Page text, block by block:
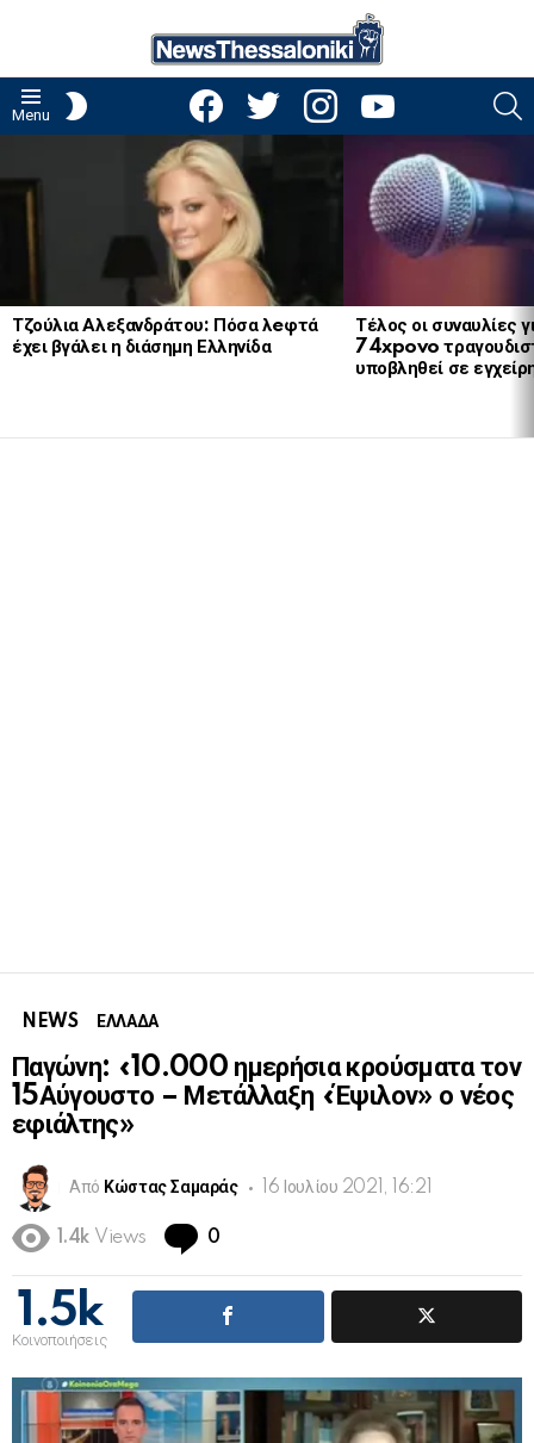
Menu
facebooktwitter instagramyoutube
Τζούλια Αλεξανδράτου: Πόσα λeφτά
έχει βγάλει η διάσημη Ελληνίδα
Τέλος οι συναυλίες
74xpovo
υποβληθεί σε
NEWS ΕΛΛΑΔΑ
Παγώνη: «10.000 ημερήσια κρούσματα τον
15Αύγουστο – Μετάλλαξη «Έψιλον» ο νέος
εφιάλτης»
Από Κώστας Σαμαράς 16 Ιουλίου 2021, 16:21
1.4k Views 0
1.5k
Κοινοποιήσεις